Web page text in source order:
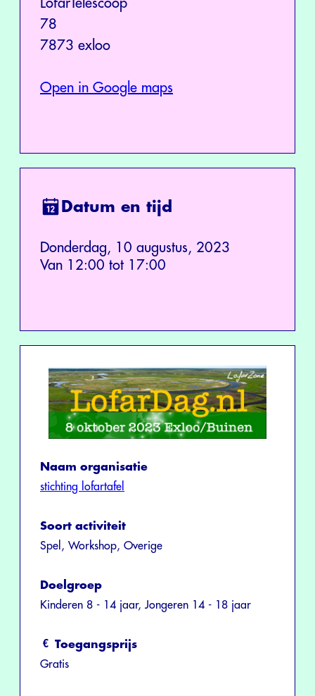
LofarTelescoop
78
7873 exloo
Open in Google maps
Datum en tijd
Donderdag, 10 augustus, 2023
Van 12:00 tot 17:00
Naam organisatie
stichting lofartafel
Soort activiteit
Spel, Workshop, Overige
Doelgroep
Kinderen 8 - 14 jaar, Jongeren 14 - 18 jaar
Toegangsprijs
Gratis